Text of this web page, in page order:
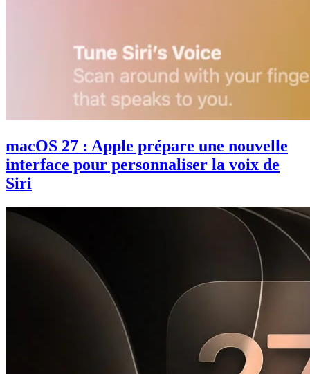
macOS 27 : Apple prépare une nouvelle
interface pour personnaliser la voix de
Siri